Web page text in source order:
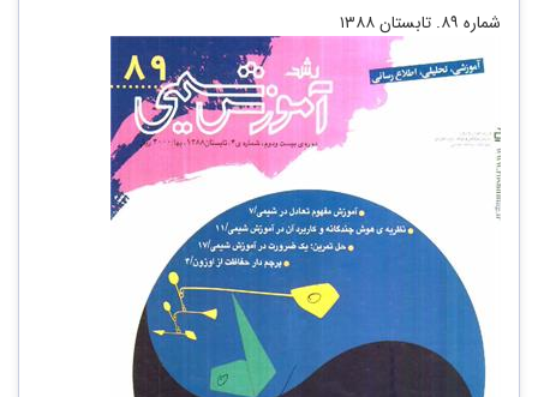
شماره ۸۹. تابستان ۱۳۸۸